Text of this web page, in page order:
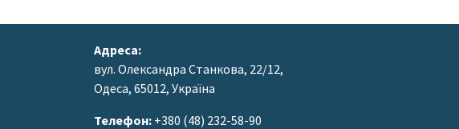
Адреса:
вул. Олександра Станкова, 22/12,
Одеса, 65012, Україна
Телефон: +380 (48) 232-58-90